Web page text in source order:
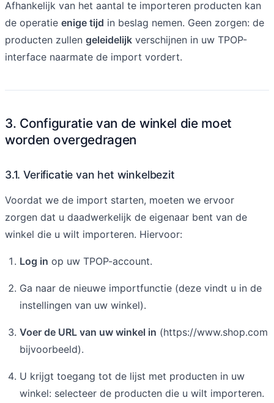
Afhankelijk van het aantal te importeren producten kan
de operatie enige tijd in beslag nemen. Geen zorgen: de
producten zullen geleidelijk verschijnen in uw TPOP-
interface naarmate de import vordert.
3. Configuratie van de winkel die moet
worden overgedragen
3.1. Verificatie van het winkelbezit
Voordat we de import starten, moeten we ervoor
zorgen dat u daadwerkelijk de eigenaar bent van de
winkel die u wilt importeren. Hiervoor:
Log in op uw TPOP-account.
Ga naar de nieuwe importfunctie (deze vindt u in de
instellingen van uw winkel).
Voer de URL van uw winkel in (https://www.shop.com
bijvoorbeeld).
U krijgt toegang tot de lijst met producten in uw
winkel: selecteer de producten die u wilt importeren.